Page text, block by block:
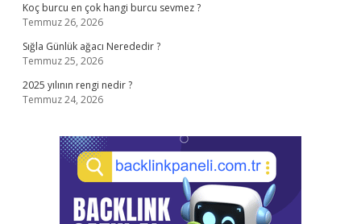
Koç burcu en çok hangi burcu sevmez ?
Temmuz 26, 2026
Sığla Günlük ağacı Nerededir ?
Temmuz 25, 2026
2025 yılının rengi nedir ?
Temmuz 24, 2026